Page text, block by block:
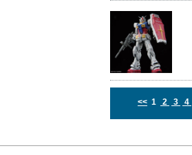
<< 1 2 3 4